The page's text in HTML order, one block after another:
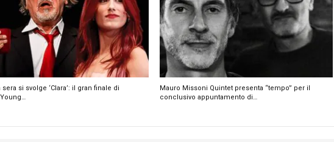
sera si svolge ‘Clara’: il gran finale di
Mauro Missoni Quintet presenta “tempo” per il
conclusivo appuntamento di…